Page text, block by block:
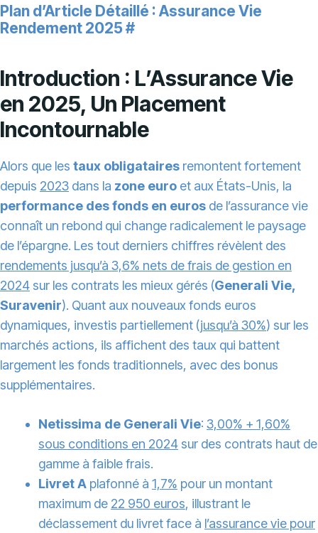
Plan d’Article Détaillé : Assurance Vie
Rendement 2025#
Introduction : L’Assurance Vie
en 2025, Un Placement
Incontournable
Alors que les taux obligataires remontent fortement
depuis 2023 dans la zone euro et aux États-Unis, la
performance des fonds en euros de l’assurance vie
connaît un rebond qui change radicalement le paysage
de l’épargne. Les tout derniers chiffres révèlent des
rendements jusqu’à 3,6% nets de frais de gestion en
2024 sur les contrats les mieux gérés (Generali Vie,
Suravenir). Quant aux nouveaux fonds euros
dynamiques, investis partiellement (jusqu’à 30%) sur les
marchés actions, ils affichent des taux qui battent
largement les fonds traditionnels, avec des bonus
supplémentaires.
Netissima de Generali Vie: 3,00% + 1,60%
sous conditions en 2024 sur des contrats haut de
gamme à faible frais.
Livret A plafonné à 1,7% pour un montant
maximum de 22 950 euros, illustrant le
déclassement du livret face à l’assurance vie pour